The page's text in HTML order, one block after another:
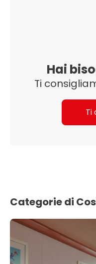
Hai
Ti
Ti
Categorie di